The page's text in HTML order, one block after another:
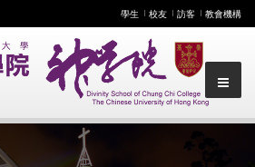
學生 校友 訪客 教會機構